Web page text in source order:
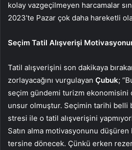
kolay vazgeçilmeyen harcamalar
2023’te Pazar çok daha hareketli
Seçim Tatil Alışverişi
Tatil alışverişini son dakikaya
zorlayacağını vurgulayan Çubuk;
seçim gündemi turizm ekonomisini
unsur olmuştur. Seçimin tarihi belli
stresi ile o tatil alışverişini
Satın alma motivasyonunu
tersine dönecek. Çünkü erken